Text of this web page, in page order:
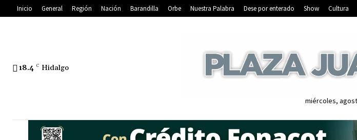
Inicio General Región Nación Barandilla Orbe Nuestra Palabra Dese por enterado Show Cultura
18.4 C Hidalgo
miércoles,